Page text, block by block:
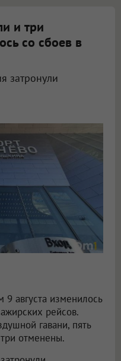
и три
со сбоев в
затронули
9 августа изменилось
рейсов.
гавани, пять
отменены.